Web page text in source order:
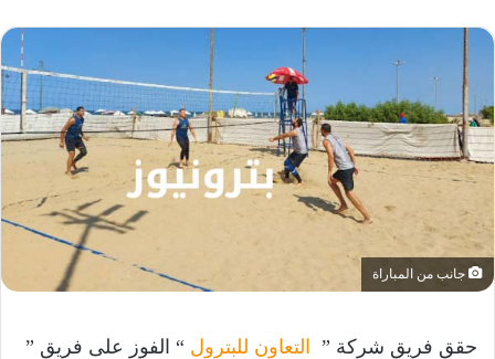
جانب من المباراة
حقق فريق شركة ” التعاون للبترول “ الفوز على فريق ”